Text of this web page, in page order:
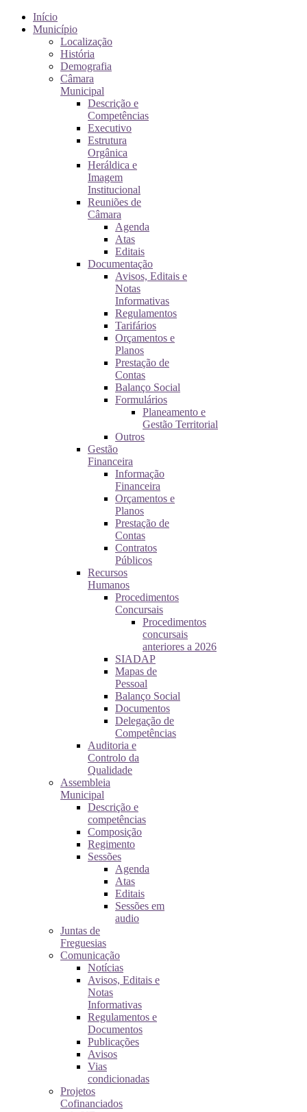
Início
Município
Localização
História
Demografia
Câmara
Municipal
Descrição e
Competências
Executivo
Estrutura
Orgânica
Heráldica e
Imagem
Institucional
Reuniões de
Câmara
Agenda
Atas
Editais
Documentação
Avisos, Editais e
Notas
Informativas
Regulamentos
Tarifários
Orçamentos e
Planos
Prestação de
Contas
Balanço Social
Formulários
Planeamento e
Gestão Territorial
Outros
Gestão
Financeira
Informação
Financeira
Orçamentos e
Planos
Prestação de
Contas
Contratos
Públicos
Recursos
Humanos
Procedimentos
Concursais
Procedimentos
concursais
anteriores a 2026
SIADAP
Mapas de
Pessoal
Balanço Social
Documentos
Delegação de
Competências
Auditoria e
Controlo da
Qualidade
Assembleia
Municipal
Descrição e
competências
Composição
Regimento
Sessões
Agenda
Atas
Editais
Sessões em
audio
Juntas de
Freguesias
Comunicação
Notícias
Avisos, Editais e
Notas
Informativas
Regulamentos e
Documentos
Publicações
Avisos
Vias
condicionadas
Projetos
Cofinanciados